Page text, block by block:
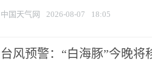
中国天气网 2026-08-07 18:05
台风预警：“白海豚”今晚将